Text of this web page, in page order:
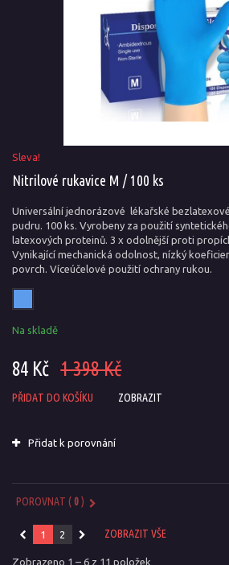
Sleva!
Nitrilové rukavice M / 100 ks
Universální jednorázové lékařské
pudru. 100 ks. Vyrobeny za použití
latexových proteinů. 3 x odolnější proti
Vynikající mechanická odolnost, nízký
povrch. Víceúčelové použití ochrany rukou.
Na skladě
84 Kč 1 398 Kč
PŘIDAT DO KOŠÍKU ZOBRAZIT
Přidat k porovnání
POROVNAT (0)
ZOBRAZIT VŠE
1 2
Zobrazeno 1 – 6 z 11 položek